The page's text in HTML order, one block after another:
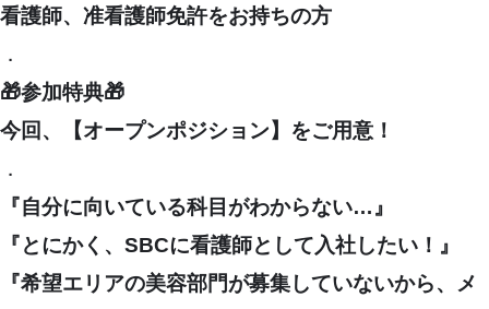
看護師、准看護師免許をお持ちの方
．
🎁参加特典🎁
今回、【オープンポジション】をご用意！
．
『自分に向いている科目がわからない…』
『とにかく、SBCに看護師として入社したい！』
『希望エリアの美容部門が募集していないから、メ